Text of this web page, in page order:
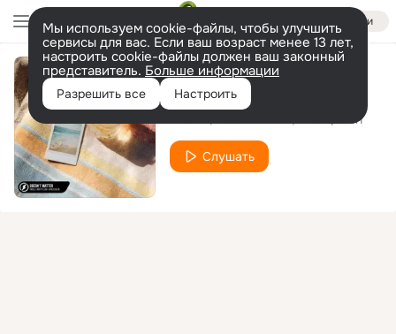
Войти
Мы используем cookie-файлы, чтобы улучшить
сервисы для вас. Если ваш возраст менее 13 лет,
настроить cookie-файлы должен ваш законный
представитель. Больше информации
Разрешить все Настроить
Doesn’t Matter
Afro Queen
Слушать